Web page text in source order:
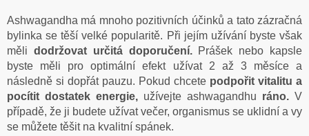
Ashwagandha má mnoho pozitivních účinků a tato zázračná
bylinka se těší velké popularitě. Při jejím užívání byste však
měli dodržovat určitá doporučení.Prášek nebo kapsle
byste měli pro optimální efekt užívat 2 až 3 měsíce a
následně si dopřát pauzu. Pokud chcete podpořit vitalitu a
pocítit dostatek energie, užívejte ashwagandhu ráno. V
případě, že ji budete užívat večer, organismus se uklidní a vy
se můžete těšit na kvalitní spánek.